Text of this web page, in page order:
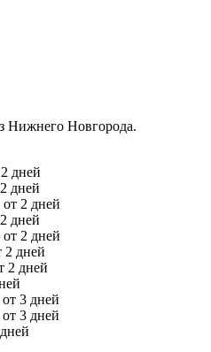
Нижнего Новгорода.
дней
дней
2 дней
дней
от 2 дней
2 дней
2 дней
от 3 дней
от 3 дней